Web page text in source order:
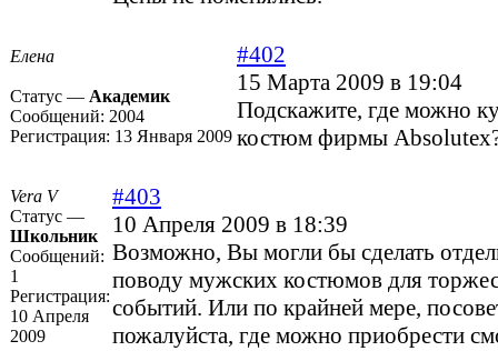
Елена
Статус — Академик
Сообщений: 2004
Регистрация: 13 Января 2009
#402
15 Марта 2009 в 19:04
Подскажите, где можно
костюм фирмы
Vera V
Статус —
Школьник
Сообщений:
1
Регистрация:
10 Апреля
2009
#403
10 Апреля 2009 в 18:39
Возможно, Вы могли бы сделать
поводу мужских костюмов для
событий. Или по крайней мере,
пожалуйста, где можно приобрести